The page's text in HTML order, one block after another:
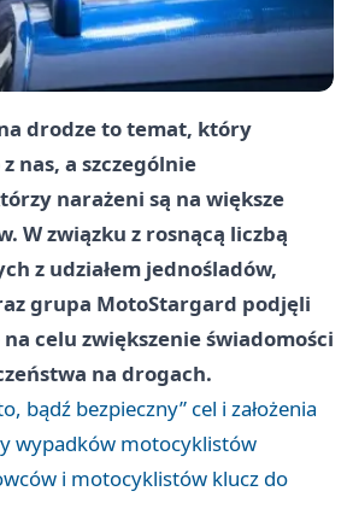
drodze to temat, który
nas, a szczególnie
narażeni są na większe
W związku z rosnącą liczbą
z udziałem jednośladów,
grupa MotoStargard podjęli
celu zwiększenie świadomości
na drogach.
bądź bezpieczny” cel i założenia
wypadków motocyklistów
i motocyklistów klucz do